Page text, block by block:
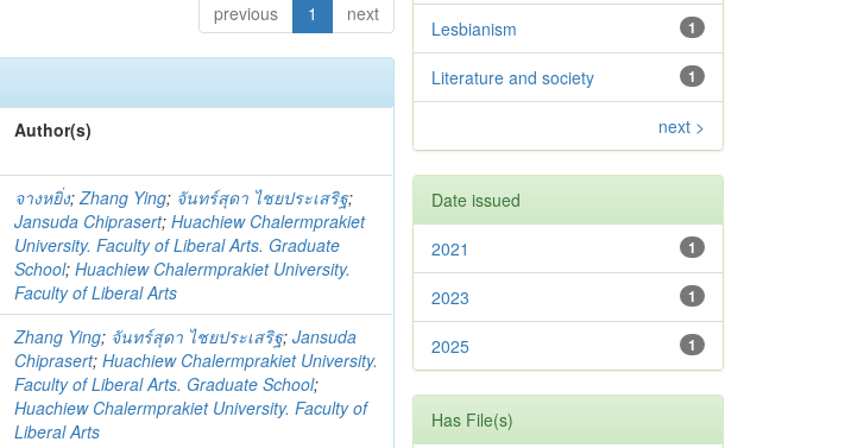
previous 1 next
Author(s)
จางหยิ่ง;Zhang Ying; จันทร์สุดา ไชยประเสริฐ;
Jansuda Chiprasert;Huachiew Chalermprakiet
University. Faculty of Liberal Arts. Graduate
School;Huachiew Chalermprakiet University.
Faculty of Liberal Arts
Zhang Ying; จันทร์สุดา ไชยประเสริฐ;Jansuda
Chiprasert;Huachiew Chalermprakiet University.
Faculty of Liberal Arts. Graduate School;
Huachiew Chalermprakiet University. Faculty of
Liberal Arts
1
Lesbianism
1
Literature and society
next >
Date issued
1
2021
1
2023
1
2025
Has File(s)